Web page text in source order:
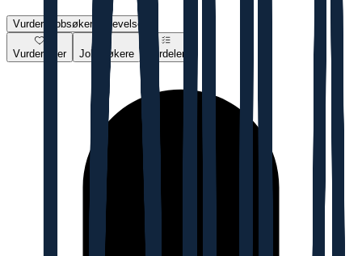
Vurder jobbsøkeropplevelse
Vurderinger Jobbsøkere Fordeler